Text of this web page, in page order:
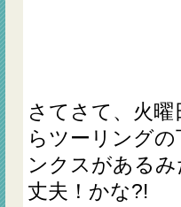
さてさて、火
らツーリング
ンクスがある
丈夫！かな?!